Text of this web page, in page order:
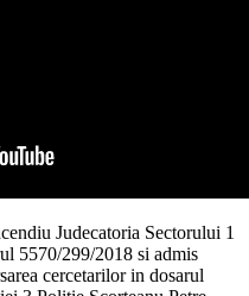
Judecatoria Sectorului 1
5570/299/2018 si admis
cercetarilor in dosarul